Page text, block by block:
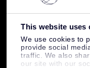
This website uses
We use cookies to
provide social
traffic. We also
our site with our